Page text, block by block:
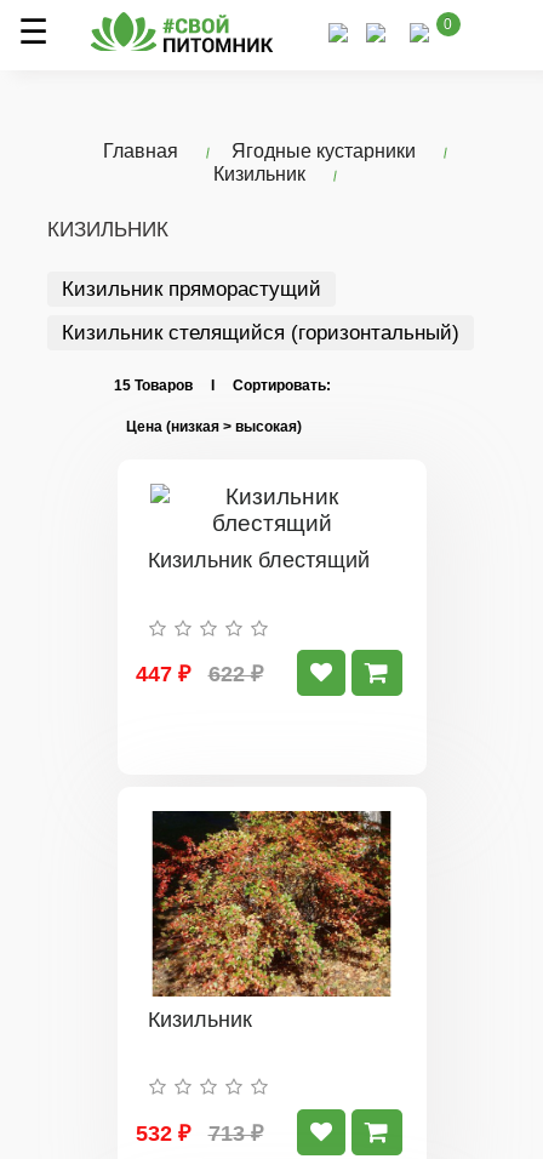
0
Главная
Ягодные кустарники
Кизильник
КИЗИЛЬНИК
Кизильник пряморастущий
Кизильник стелящийся (горизонтальный)
15 Товаров I Сортировать:
Кизильник блестящий
447 ₽ 622 ₽
Кизильник
532 ₽ 713 ₽